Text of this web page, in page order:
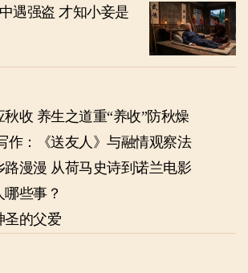
遇强盗 才知小妾是
立秋知了嘶鸣应秋收 养生之道重“养收”防秋燥
作：《送友人》与融情观察法
路漫漫 从荷马史诗到诺兰电影
些事？
圣的父爱